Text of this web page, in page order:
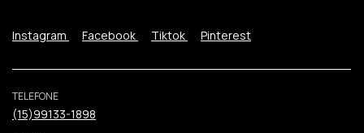
Instagram Facebook Tiktok Pinterest
TELEFONE
(15)99133-1898